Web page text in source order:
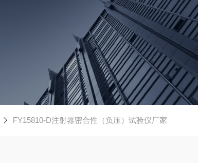
FY15810-D注射器密合性（负压）试验仪厂家